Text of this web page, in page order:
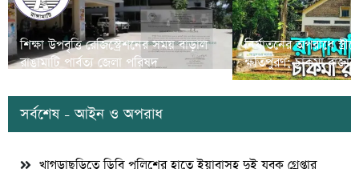
শিক্ষা উপবৃত্তি রেজিস্ট্রেশনের সময় বাড়াল
রাঙামাটি পার্বত্য জেলা পরিষদ
নির্যাতনের অপরাধে
ক্ষতিপুরণ; চাকমা
সর্বশেষ - আইন ও অপরাধ